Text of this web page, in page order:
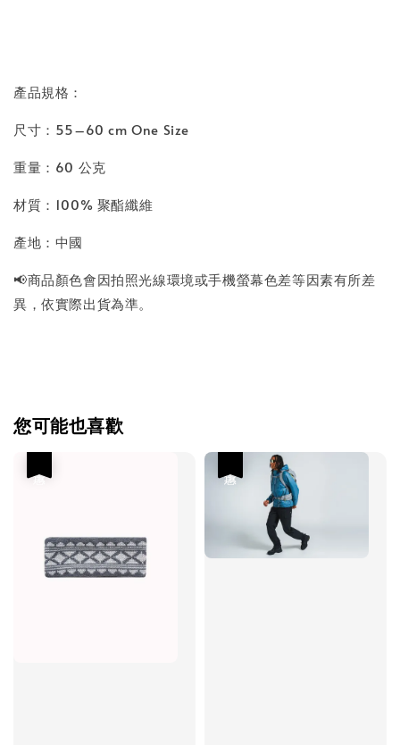
產品規格：
尺寸：55–60 cm One Size
重量：60 公克
材質：100% 聚酯纖維
產地：中國
📢商品顏色會因拍照光線環境或手機螢幕色差等因素有所差
異，依實際出貨為準。
您可能也喜歡